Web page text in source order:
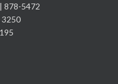
878-5472
3250